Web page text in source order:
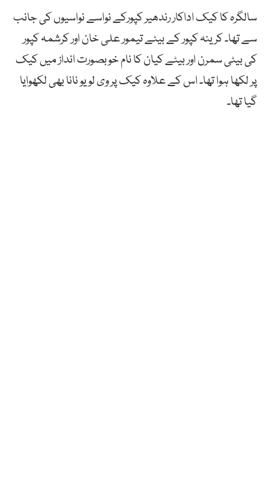
سالگرہ کا کیک اداکار رندھیر کپورکے نواسے نواسیوں کی جانب
سے تھا۔ کرینہ کپور کے بیٹے تیمور علی خان اور کرشمہ کپور
کی بیٹی سمرن اور بیٹے کیان کا نام خوبصورت انداز میں کیک
پر لکھا ہوا تھا۔ اس کے علاوہ کیک پر وی لو یو نانا بھی لکھوایا
گیا تھا۔